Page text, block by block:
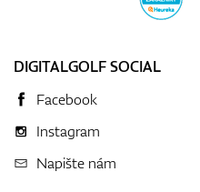
DIGITALGOLF SOCIAL
Facebook
Instagram
Napište nám